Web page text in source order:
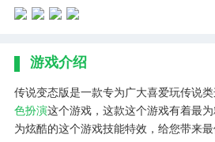
游戏介绍
传说变态版是一款专为广大喜爱玩传说
色扮演这个游戏，这款这个游戏有着最
为炫酷的这个游戏技能特效，给您带来最